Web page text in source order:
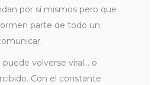
por sí mismos pero que
parte de todo un
puede volverse viral… o
Con el constante